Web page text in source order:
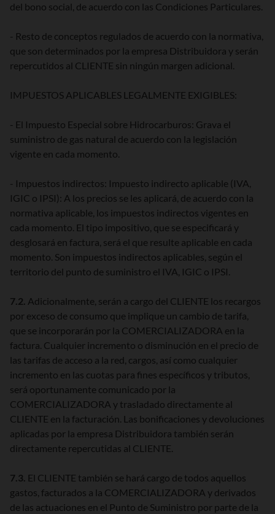
del bono social, de acuerdo con las Condiciones Particulares.
- Resto de conceptos regulados de acuerdo con la normativa,
que son determinados por la empresa Distribuidora y serán
repercutidos al CLIENTE sin ningún margen adicional.
IMPUESTOS APLICABLES LEGALMENTE EXIGIBLES:
- El Impuesto Especial sobre Hidrocarburos: Grava el
suministro de gas natural de acuerdo con la legislación
vigente en cada momento.
- Impuestos indirectos: Impuesto indirecto aplicable (IVA,
IGIC o IPSI): A los precios se les aplicará, de acuerdo con la
normativa aplicable, los impuestos indirectos vigentes en
cada momento. El tipo impositivo, que se especificará y
desglosará en factura, será el que resulte aplicable en cada
momento. Son impuestos indirectos aplicables, según el
territorio del punto de suministro el IVA, IGIC o IPSI.
7.2. Adicionalmente, serán a cargo del CLIENTE los recargos
por exceso de consumo que implique un cambio de tarifa,
que se incorporarán por la COMERCIALIZADORA en la
factura. Cualquier incremento o disminución en el precio de
las tarifas de acceso a la red, cargos, así como cualquier
incremento en las cuotas para fines específicos y tributos,
será oportunamente comunicado por la
COMERCIALIZADORA y trasladado directamente al
CLIENTE en la facturación. Las bonificaciones y devoluciones
aplicadas por la empresa Distribuidora también serán
directamente repercutidas al CLIENTE.
7.3. El CLIENTE también se hará cargo de todos aquellos
gastos, facturados a la COMERCIALIZADORA y derivados
de las actuaciones en el Punto de Suministro por parte de la